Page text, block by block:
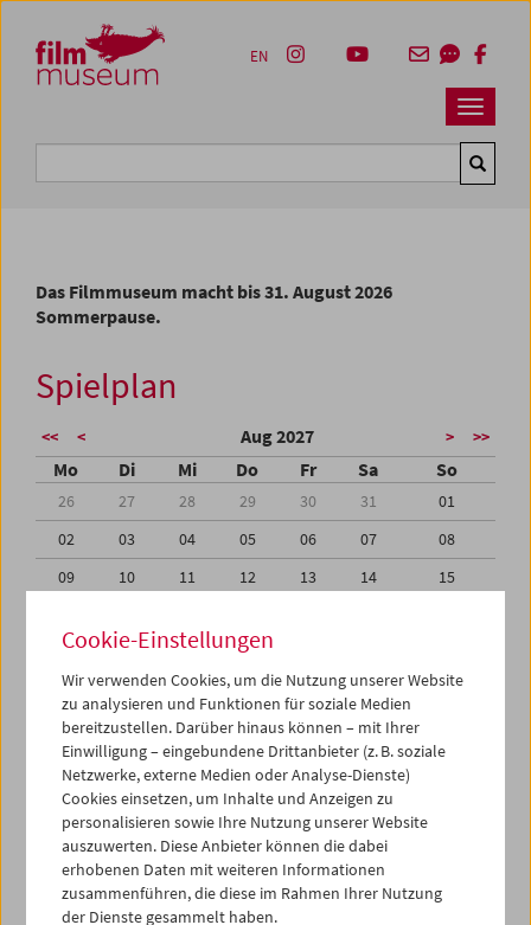
Zum Inhalt
Zum Hauptmenü
Zur Servicenavigation
Zum Suche
Navbar
EN
Das Filmmuseum macht bis 31. August 2026
Sommerpause.
Spielplan
<< < Aug 2027 > >>
Mo Di Mi Do Fr Sa So
26 27 28 29 30 31
01
02
03 04 05 06 07
08
09
10 11 12 13 14
15
23
24 25 26
30
31 01 02 03 04 05
iCalender
Programmheft-PDF
English language or subtitles
Cookie-Einstellungen
Wir verwenden Cookies, um die Nutzung unserer Website
zu analysieren und Funktionen für soziale Medien
bereitzustellen. Darüber hinaus können – mit Ihrer
Einwilligung – eingebundene Drittanbieter (z. B. soziale
Netzwerke, externe Medien oder Analyse-Dienste)
Cookies einsetzen, um Inhalte und Anzeigen zu
personalisieren sowie Ihre Nutzung unserer Website
auszuwerten. Diese Anbieter können die dabei
erhobenen Daten mit weiteren Informationen
zusammenführen, die diese im Rahmen Ihrer Nutzung
der Dienste gesammelt haben.